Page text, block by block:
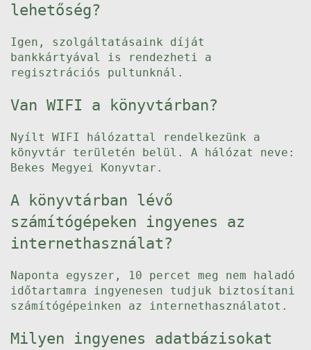
lehetőség?
Igen, szolgáltatásaink díját
bankkártyával is rendezheti a
regisztrációs pultunknál.
Van WIFI a könyvtárban?
Nyílt WIFI hálózattal rendelkezünk a
könyvtár területén belül. A hálózat neve:
Bekes Megyei Konyvtar.
A könyvtárban lévő
számítógépeken ingyenes az
internethasználat?
Naponta egyszer, 10 percet meg nem haladó
időtartamra ingyenesen tudjuk biztosítani
számítógépeinken az internethasználatot.
Milyen ingyenes adatbázisokat